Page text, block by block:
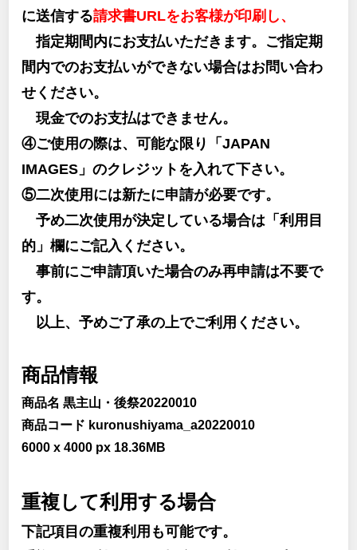
に送信する請求書URLをお客様が印刷し、
指定期間内にお支払いただきます。ご指定期
間内でのお支払いができない場合はお問い合わ
せください。
現金でのお支払はできません。
④ご使用の際は、可能な限り「JAPAN
IMAGES」のクレジットを入れて下さい。
⑤二次使用には新たに申請が必要です。
予め二次使用が決定している場合は「利用目
的」欄にご記入ください。
事前にご申請頂いた場合のみ再申請は不要で
す。
以上、予めご了承の上でご利用ください。
商品情報
商品名 黒主山・後祭20220010
商品コード kuronushiyama_a20220010
6000 x 4000 px 18.36MB
重複して利用する場合
下記項目の重複利用も可能です。